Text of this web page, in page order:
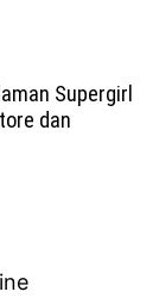
Supergirl
dan